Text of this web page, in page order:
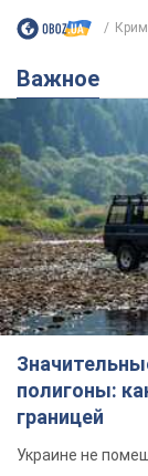
Важное
полигоны:
границей
Украине не